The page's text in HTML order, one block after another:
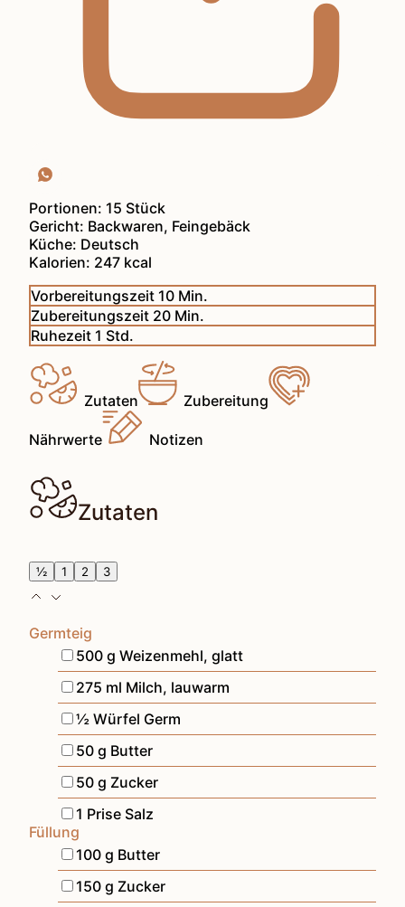
Portionen: 15 Stück
Gericht: Backwaren, Feingebäck
Küche: Deutsch
Kalorien: 247 kcal
Vorbereitungszeit 10Minuten
Min.
Zubereitungszeit 20Minuten
Min.
Ruhezeit 1 Stunde
Std.
Zutaten Zubereitung
Nährwerte Notizen
Zutaten
½ 1 2 3
Germteig
▢
500 g Weizenmehl,glatt
▢
275 ml Milch, lauwarm
▢
½ Würfel Germ
▢
50 g Butter
▢
50 g Zucker
▢
1 Prise Salz
Füllung
▢
100 g Butter
▢
150 g Zucker